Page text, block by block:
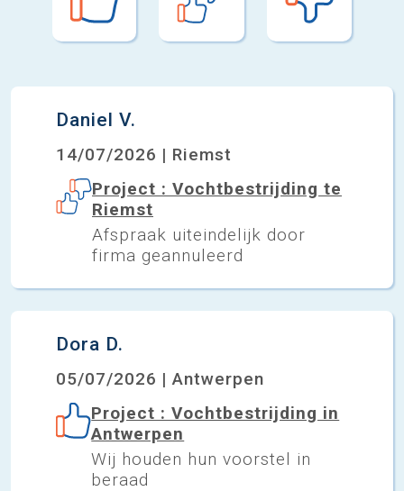
Daniel V.
14/07/2026 | Riemst
Project : Vochtbestrijding te
Riemst
Afspraak uiteindelijk door
firma geannuleerd
Dora D.
05/07/2026 | Antwerpen
Project : Vochtbestrijding in
Antwerpen
Wij houden hun voorstel in
beraad